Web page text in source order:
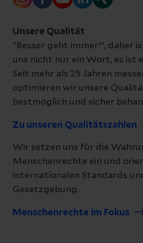
Unsere Qualität
"Besser geht immer!", daher
uns nicht nur ein Wort, es ist
Seit mehr als 25 Jahren
optimieren wir unsere
bestmöglich und sicher
Zu unseren Qualitätszahlen
Wir setzen uns für die
Menschenrechte ein und
internationalen Standards
Gesetzgebung.
Menschenrechte im Fokus